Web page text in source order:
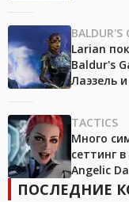
BALDUR'S
Larian
Baldur's
Лаэзель
TACTICS
Много
сеттинг
Angelic
ПОСЛЕДНИЕ